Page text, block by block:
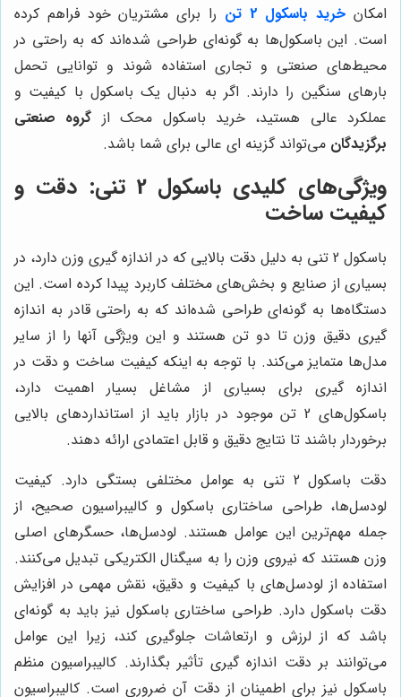
امکان خرید باسکول 2 تن
را برای مشتریان خود فراهم کرده
است. این باسکول‌ها به گونه‌ای طراحی شده‌اند که به راحتی در
محیط‌های صنعتی و تجاری استفاده شوند و توانایی تحمل
بارهای سنگین را دارند. اگر به دنبال یک باسکول با کیفیت و
عملکرد عالی هستید، خرید باسکول محک از گروه صنعتی
برگزیدگان می‌تواند گزینه ای عالی برای شما باشد.
ویژگی‌های کلیدی باسکول 2 تنی: دقت و
کیفیت ساخت
باسکول 2 تنی به دلیل دقت بالایی که در اندازه گیری وزن دارد، در
بسیاری از صنایع و بخش‌های مختلف کاربرد پیدا کرده است. این
دستگاه‌ها به گونه‌ای طراحی شده‌اند که به راحتی قادر به اندازه
گیری دقیق وزن تا دو تن هستند و این ویژگی آنها را از سایر
مدل‌ها متمایز می‌کند. با توجه به اینکه کیفیت ساخت و دقت در
اندازه گیری برای بسیاری از مشاغل بسیار اهمیت دارد،
باسکول‌های 2 تن موجود در بازار باید از استانداردهای بالایی
برخوردار باشند تا نتایج دقیق و قابل اعتمادی ارائه دهند.
دقت باسکول 2 تنی به عوامل مختلفی بستگی دارد. کیفیت
لودسل‌ها، طراحی ساختاری باسکول و کالیبراسیون صحیح، از
جمله مهم‌ترین این عوامل هستند. لودسل‌ها، حسگرهای اصلی
وزن هستند که نیروی وزن را به سیگنال الکتریکی تبدیل می‌کنند.
استفاده از لودسل‌های با کیفیت و دقیق، نقش مهمی در افزایش
دقت باسکول دارد. طراحی ساختاری باسکول نیز باید به گونه‌ای
باشد که از لرزش و ارتعاشات جلوگیری کند، زیرا این عوامل
می‌توانند بر دقت اندازه گیری تأثیر بگذارند. کالیبراسیون منظم
باسکول نیز برای اطمینان از دقت آن ضروری است. کالیبراسیون